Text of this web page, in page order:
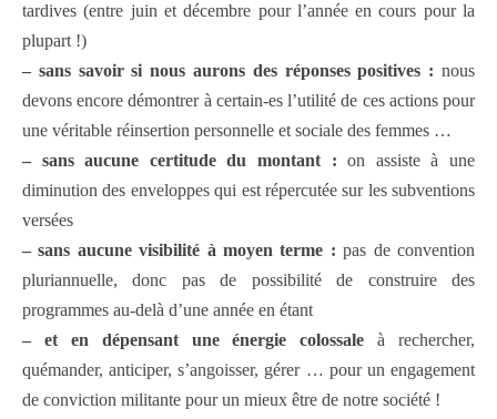
tardives (entre juin et décembre pour l’année en cours pour la
plupart !)
– sans savoir si nous aurons des réponses positives : nous
devons encore démontrer à certain-es l’utilité de ces actions pour
une véritable réinsertion personnelle et sociale des femmes …
– sans aucune certitude du montant : on assiste à une
diminution des enveloppes qui est répercutée sur les subventions
versées
– sans aucune visibilité à moyen terme : pas de convention
pluriannuelle, donc pas de possibilité de construire des
programmes au-delà d’une année en étant
– et en dépensant une énergie colossale à rechercher,
quémander, anticiper, s’angoisser, gérer … pour un engagement
de conviction militante pour un mieux être de notre société !